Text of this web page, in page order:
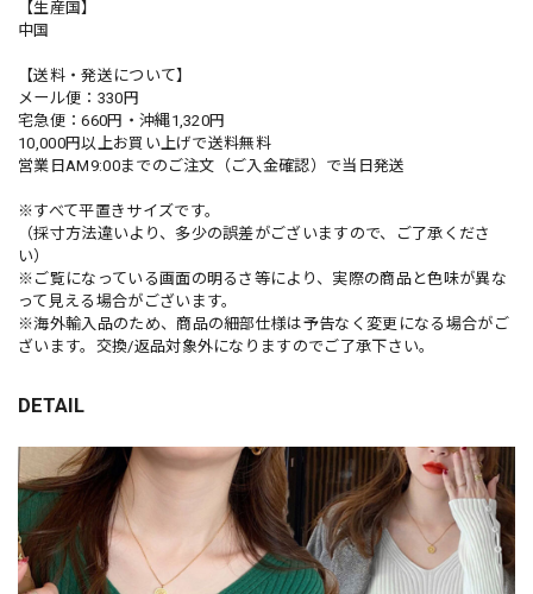
【生産国】
中国
【送料・発送について】
メール便：330円
宅急便：660円・沖縄1,320円
10,000円以上お買い上げで送料無料
営業日AM9:00までのご注文（ご入金確認）で当日発送
※すべて平置きサイズです。
（採寸方法違いより、多少の誤差がございますので、ご了承くださ
い）
※ご覧になっている画面の明るさ等により、実際の商品と色味が異な
って見える場合がございます。
※海外輸入品のため、商品の細部仕様は予告なく変更になる場合がご
ざいます。交換/返品対象外になりますのでご了承下さい。
DETAIL